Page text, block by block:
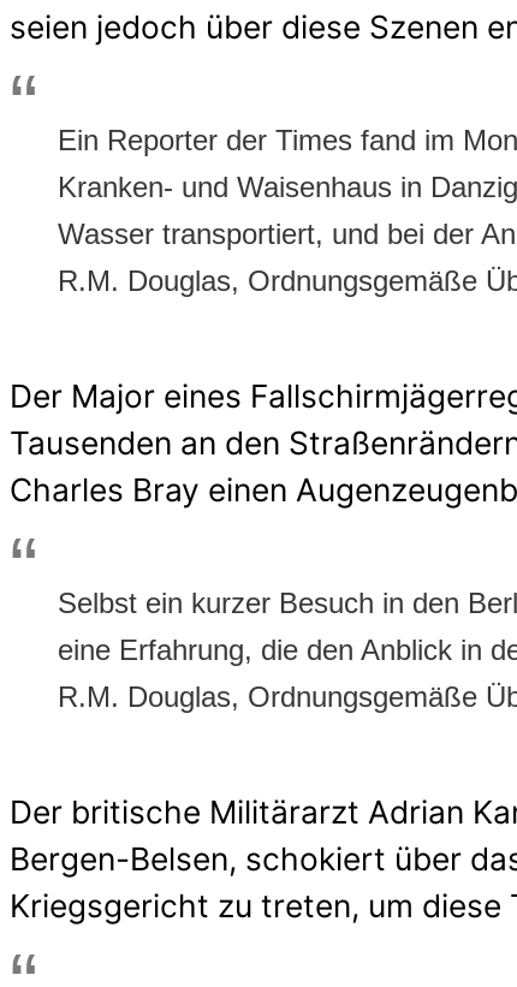
seien jedoch über diese Szenen
Ein Reporter der Times fand im
Kranken- und Waisenhaus in
Wasser transportiert, und bei der
R.M. Douglas, Ordnungsgemäße
Der Major eines
Tausenden an den
Charles Bray einen
Selbst ein kurzer Besuch in den
eine Erfahrung, die den Anblick in
R.M. Douglas, Ordnungsgemäße
Der britische Militärarzt Adrian
Bergen-Belsen, schokiert über
Kriegsgericht zu treten, um